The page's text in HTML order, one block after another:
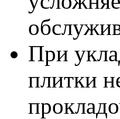
При
плитки